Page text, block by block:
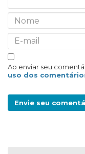
Ao enviar seu
uso dos
Envie seu